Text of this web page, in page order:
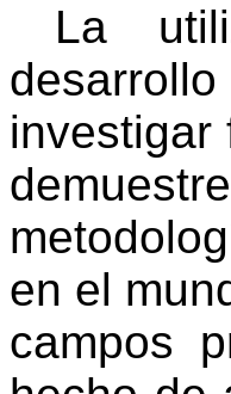
La
investigar
en el
campos